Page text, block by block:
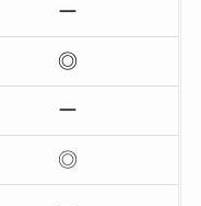
ー
◎
ー
◎